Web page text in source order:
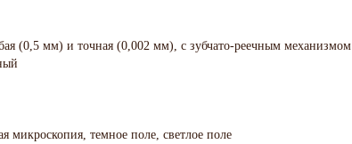
(0,5 мм) и точная (0,002 мм), с зубчато-реечным механизмом
микроскопия, темное поле, светлое поле